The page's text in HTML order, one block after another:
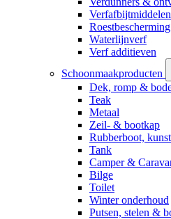
Verfafbijtmiddelen
Roestbescherming
Waterlijnverf
Verf additieven
Schoonmaakproducten
Dek, romp &
Teak
Metaal
Zeil- & bootkap
Rubberboot,
Tank
Camper &
Bilge
Toilet
Winter onderhoud
Putsen, stelen &